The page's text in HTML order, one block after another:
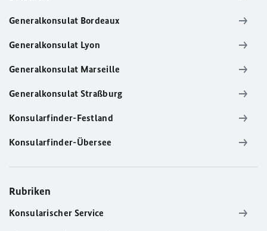
Generalkonsulat Bordeaux
Generalkonsulat Lyon
Generalkonsulat Marseille
Generalkonsulat Straßburg
Konsularfinder-Festland
Konsularfinder-Übersee
Rubriken
Konsularischer Service